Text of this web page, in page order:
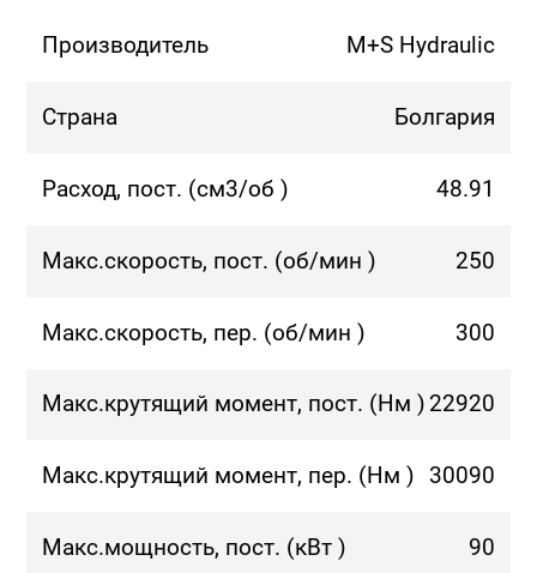
Производитель M+S Hydraulic
Страна Болгария
Расход, пост. (см3/об ) 48.91
Макс.скорость, пост. (об/мин ) 250
Макс.скорость, пер. (об/мин ) 300
Макс.крутящий момент, пост. (Нм ) 22920
Макс.крутящий момент, пер. (Нм ) 30090
Макс.мощность, пост. (кВт ) 90